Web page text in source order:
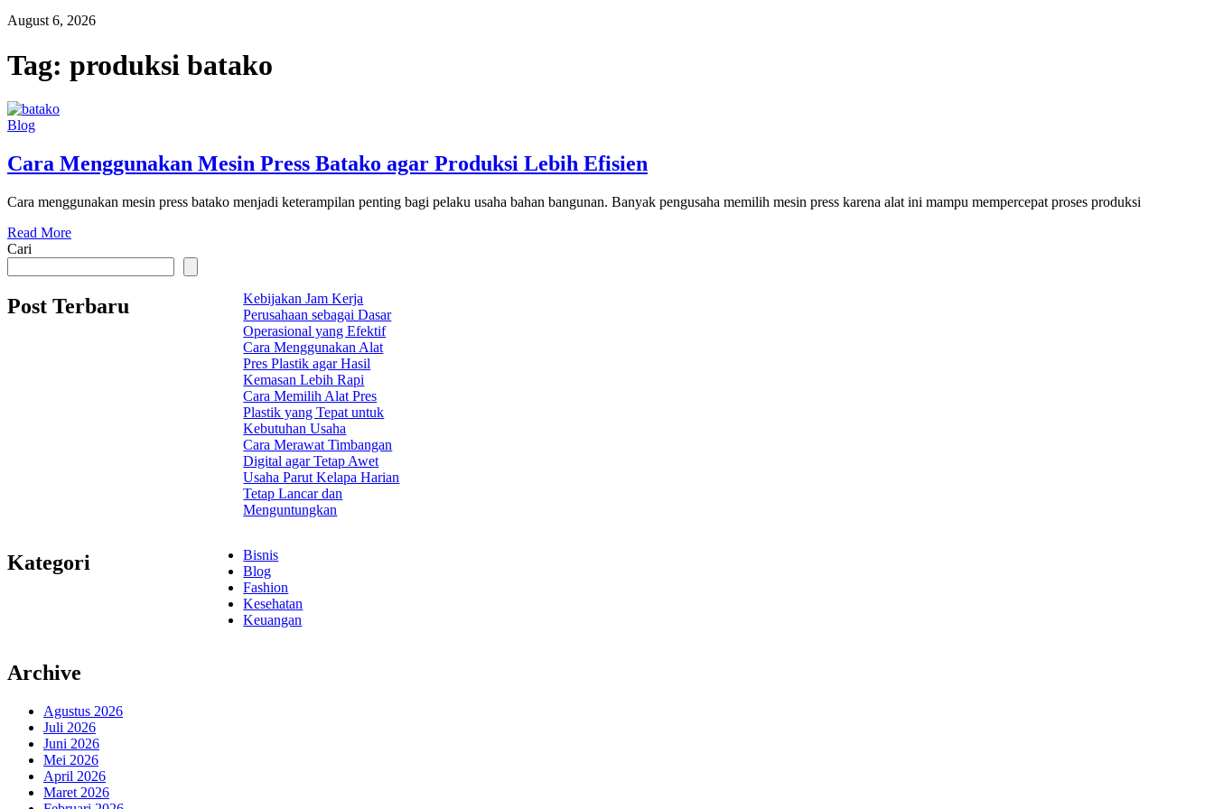
August 6, 2026
Tag: produksi batako
Blog
Cara Menggunakan Mesin Press Batako agar Produksi Lebih Efisien
Cara menggunakan mesin press batako menjadi keterampilan penting bagi pelaku usaha bahan bangunan. Banyak pengusaha memilih mesin press karena alat ini mampu mempercepat proses produksi
Read More
Cari
Post Terbaru
Kebijakan Jam Kerja
Perusahaan sebagai Dasar
Operasional yang Efektif
Cara Menggunakan Alat
Pres Plastik agar Hasil
Kemasan Lebih Rapi
Cara Memilih Alat Pres
Plastik yang Tepat untuk
Kebutuhan Usaha
Cara Merawat Timbangan
Digital agar Tetap Awet
Usaha Parut Kelapa Harian
Tetap Lancar dan
Menguntungkan
Kategori
Bisnis
Blog
Fashion
Kesehatan
Keuangan
Archive
Agustus 2026
Juli 2026
Juni 2026
Mei 2026
April 2026
Maret 2026